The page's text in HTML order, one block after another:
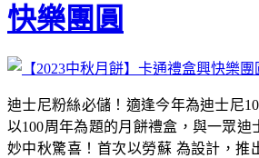
快樂團圓
迪士尼粉絲必儲！適逢今年為迪士尼
以100周年為題的月餅禮盒，與一眾迪
妙中秋驚喜！首次以勞蘇 為設計，推